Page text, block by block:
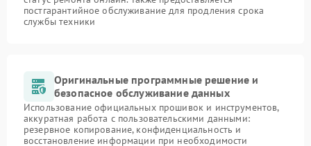
постгарантийное обслуживание для продления срока
службы техники
Оригинальные программные решение и
безопасное обслуживание данных
Использование официальных прошивок и инструментов,
аккуратная работа с пользовательскими данными:
резервное копирование, конфиденциальность и
восстановление информации при необходимости